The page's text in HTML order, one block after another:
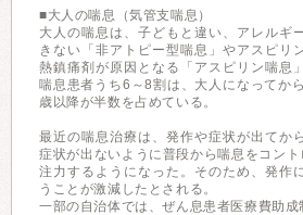
■大人の喘息（気管支喘息）
大人の喘息は、子どもと違い、アレルギ
きない「非アトピー型喘息」やアスピリ
熱鎮痛剤が原因となる「アスピリン喘息
喘息患者うち6～8割は、大人になってか
歳以降が半数を占めている。
最近の喘息治療は、発作や症状が出てか
症状が出ないように普段から喘息をコント
注力するようになった。そのため、発作
うことが激減したとされる。
一部の自治体では、ぜん息患者医療費助成